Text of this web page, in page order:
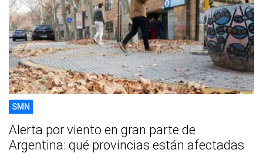
SMN
Alerta por viento en gran parte de
Argentina: qué provincias están afectadas